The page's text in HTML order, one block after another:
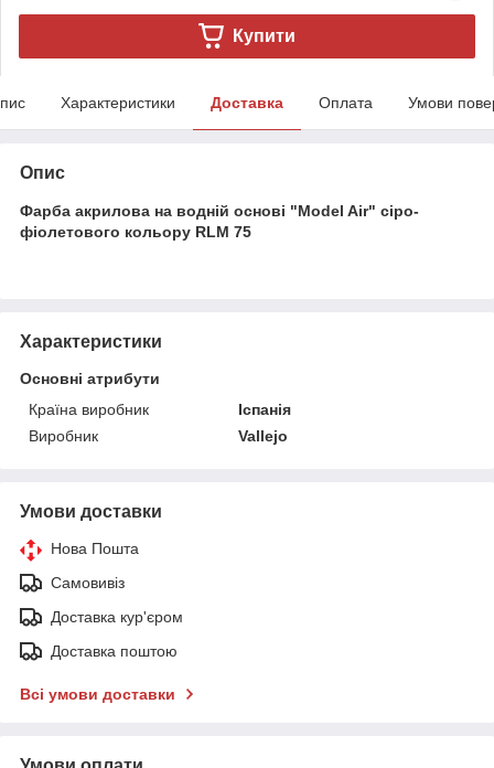
Купити
Характеристики Доставка Оплата Умови
Опис
Фарба акрилова на водній основі "Model Air" сіро-
фіолетового кольору RLM 75
Характеристики
Основні атрибути
Країна виробник
Іспанія
Виробник
Vallejo
Умови доставки
Нова Пошта
Самовивіз
Доставка кур'єром
Доставка поштою
Всі умови доставки